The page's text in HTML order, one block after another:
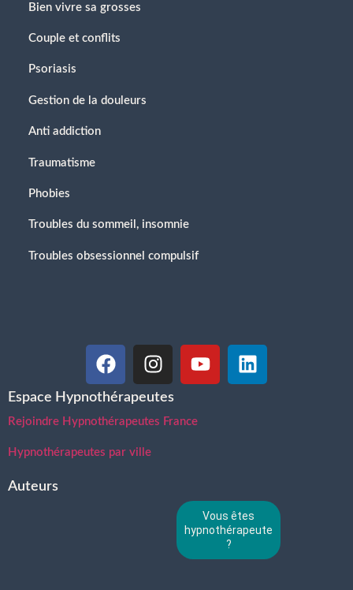
Bien vivre sa grosses
Couple et conflits
Psoriasis
Gestion de la douleurs
Anti addiction
Traumatisme
Phobies
Troubles du sommeil, insomnie
Troubles obsessionnel compulsif
Espace Hypnothérapeutes
Rejoindre Hypnothérapeutes France
Hypnothérapeutes par ville
Auteurs
Vous êtes
hypnothérapeute
?